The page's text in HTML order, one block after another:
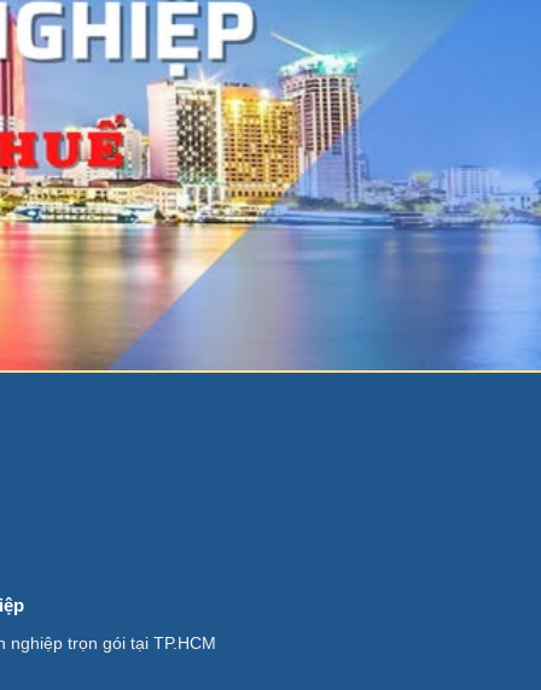
nghiệp trọn gói tại TP.HCM